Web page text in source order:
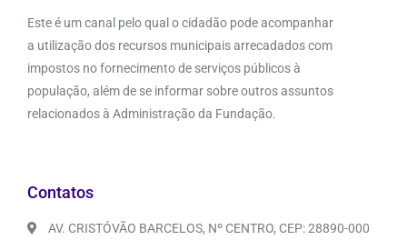
Este é um canal pelo qual o cidadão pode acompanhar
a utilização dos recursos municipais arrecadados com
impostos no fornecimento de serviços públicos à
população, além de se informar sobre outros assuntos
relacionados à Administração da Fundação.
Contatos
AV. CRISTÓVÃO BARCELOS, Nº CENTRO, CEP: 28890-000